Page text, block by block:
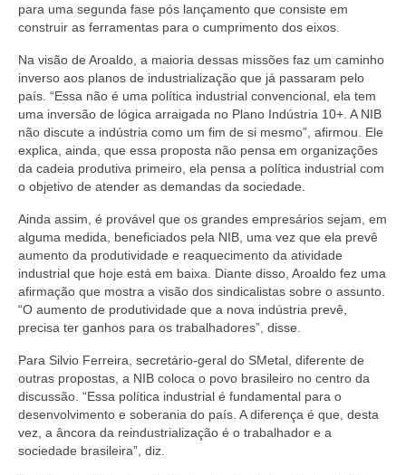
para uma segunda fase pós lançamento que consiste em
construir as ferramentas para o cumprimento dos eixos.
Na visão de Aroaldo, a maioria dessas missões faz um caminho
inverso aos planos de industrialização que já passaram pelo
país. “Essa não é uma política industrial convencional, ela tem
uma inversão de lógica arraigada no Plano Indústria 10+. A NIB
não discute a indústria como um fim de si mesmo”, afirmou. Ele
explica, ainda, que essa proposta não pensa em organizações
da cadeia produtiva primeiro, ela pensa a política industrial com
o objetivo de atender as demandas da sociedade.
Ainda assim, é provável que os grandes empresários sejam, em
alguma medida, beneficiados pela NIB, uma vez que ela prevê
aumento da produtividade e reaquecimento da atividade
industrial que hoje está em baixa. Diante disso, Aroaldo fez uma
afirmação que mostra a visão dos sindicalistas sobre o assunto.
“O aumento de produtividade que a nova indústria prevê,
precisa ter ganhos para os trabalhadores”, disse.
Para Silvio Ferreira, secretário-geral do SMetal, diferente de
outras propostas, a NIB coloca o povo brasileiro no centro da
discussão. “Essa política industrial é fundamental para o
desenvolvimento e soberania do país. A diferença é que, desta
vez, a âncora da reindustrialização é o trabalhador e a
sociedade brasileira”, diz.